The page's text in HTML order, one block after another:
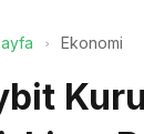
Ekonomi